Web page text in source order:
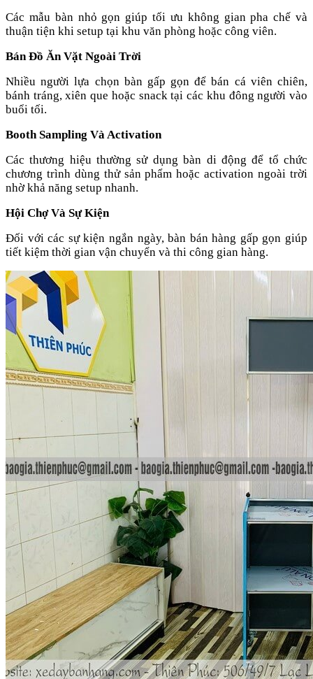
Các mẫu bàn nhỏ gọn giúp tối ưu không gian pha chế và
thuận tiện khi setup tại khu văn phòng hoặc công viên.
Bán Đồ Ăn Vặt Ngoài Trời
Nhiều người lựa chọn bàn gấp gọn để bán cá viên chiên,
bánh tráng, xiên que hoặc snack tại các khu đông người vào
buổi tối.
Booth Sampling Và Activation
Các thương hiệu thường sử dụng bàn di động để tổ chức
chương trình dùng thử sản phẩm hoặc activation ngoài trời
nhờ khả năng setup nhanh.
Hội Chợ Và Sự Kiện
Đối với các sự kiện ngắn ngày, bàn bán hàng gấp gọn giúp
tiết kiệm thời gian vận chuyển và thi công gian hàng.